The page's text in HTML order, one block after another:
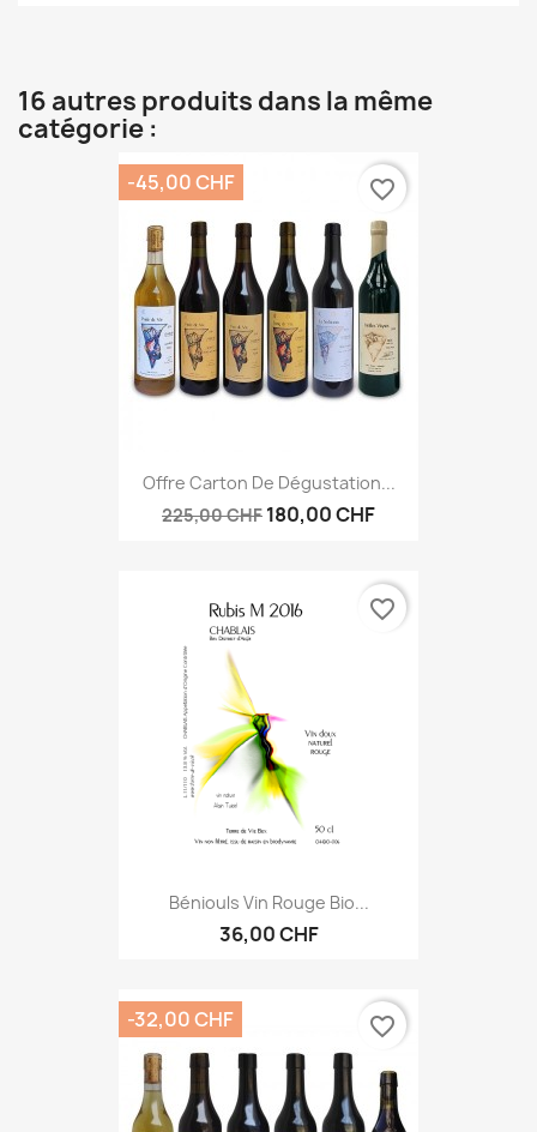
16 autres produits dans la même
catégorie :
Offre Carton De Dégustation...
225,00 CHF 180,00 CHF
-45,00 CHF favorite_border
Béniouls Vin Rouge Bio...
36,00 CHF
favorite_border
-32,00 CHF favorite_border